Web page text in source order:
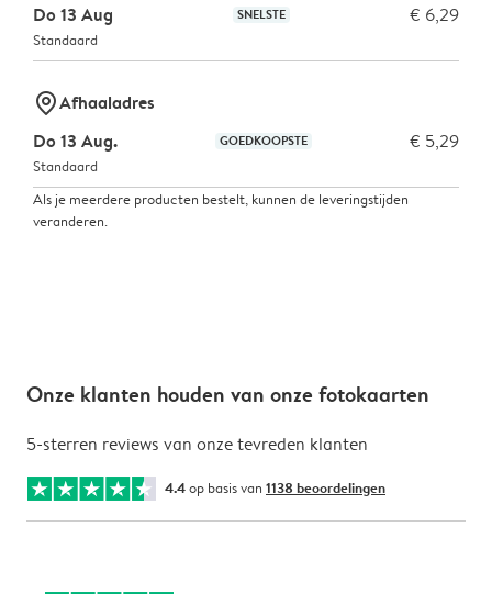
Do 13 Aug
SNELSTE € 6,29
Standaard
marker-pinAfhaaladres
Do 13 Aug.
GOEDKOOPSTE € 5,29
Standaard
Als je meerdere producten bestelt, kunnen de leveringstijden
veranderen.
Onze klanten houden van onze fotokaarten
5-sterren reviews van onze tevreden klanten
4.4op basis van 1138 beoordelingen